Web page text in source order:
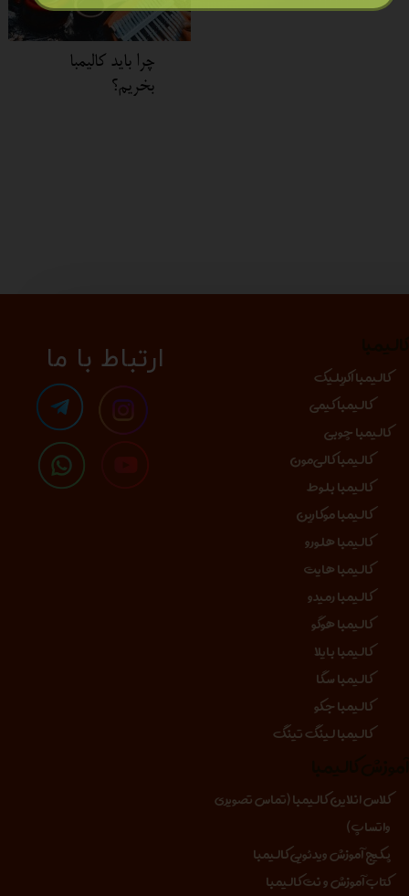
چرا باید کالیمبا
بخریم؟
​​​ارتباط با ما
کالیمبا اکریلیک
کالیمبا کیمی
کالیمبا چوبی
کالیمبا کالی‌مون
کالیمبا بلوط
کالیمبا موکارین
کالیمبا هلورو
کالیمبا هایت
کالیمبا رمیدو
کالیمبا هوگو
کالیمبا بایلا
کالیمبا سگا
کالیمبا جکو
کالیمبا لینگ تینگ
کلاس انلاین کالیمبا (تماس تصویری
واتساپ)
پکیج آموزش ویدئویی کالیمبا
کتاب آموزش و نت کالیمبا